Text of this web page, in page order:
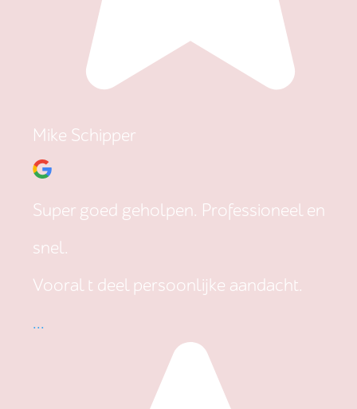
Mike Schipper
Super goed geholpen. Professioneel en
snel.
Vooral t deel persoonlijke aandacht.
...